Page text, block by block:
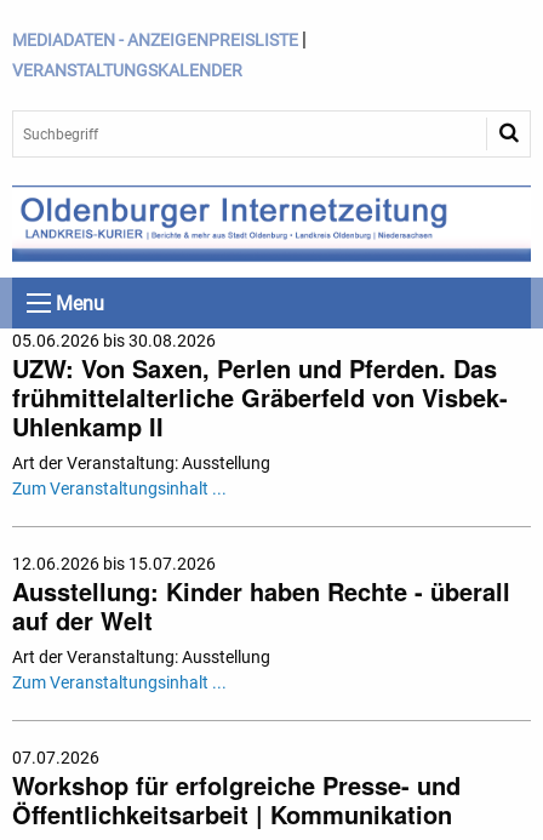
MEDIADATEN - ANZEIGENPREISLISTE |
VERANSTALTUNGSKALENDER
Menu
05.06.2026 bis 30.08.2026
UZW: Von Saxen, Perlen und Pferden. Das
frühmittelalterliche Gräberfeld von Visbek-
Uhlenkamp II
Art der Veranstaltung: Ausstellung
Zum Veranstaltungsinhalt ...
12.06.2026 bis 15.07.2026
Ausstellung: Kinder haben Rechte - überall
auf der Welt
Art der Veranstaltung: Ausstellung
Zum Veranstaltungsinhalt ...
07.07.2026
Workshop für erfolgreiche Presse- und
Öffentlichkeitsarbeit | Kommunikation